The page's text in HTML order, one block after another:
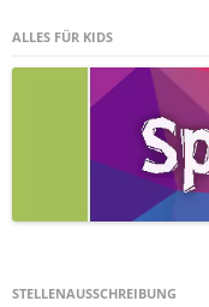
ALLES FÜR KIDS
STELLENAUSSCHREIBUNG